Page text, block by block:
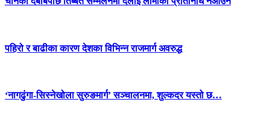
पहिरो र बाढीका कारण देशका विभिन्न राजमार्ग अवरुद्ध
‘नागढुंगा-सिस्नेखोला सुरुङमार्ग’ सञ्चालनमा, शुल्कदर यस्तो छ…